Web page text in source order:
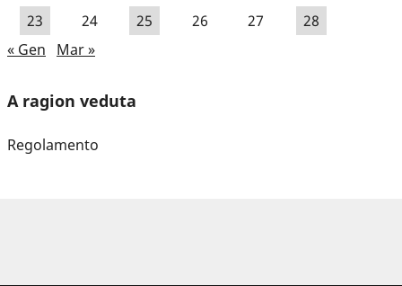
23
24 25 26 27
28
« Gen
Mar »
A ragion veduta
Regolamento